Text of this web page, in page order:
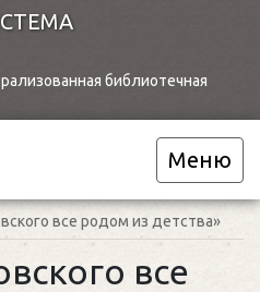
библиотечная
Меню
все родом из детства»
все